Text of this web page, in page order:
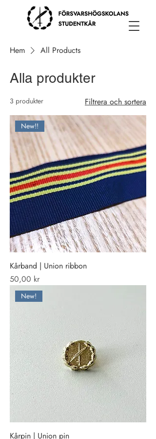
Hem All Products
Alla produkter
3 produkter Filtrera och sortera
New!!
Kårband | Union ribbon
Pris
50,00 kr
New!
Kårpin | Union pin